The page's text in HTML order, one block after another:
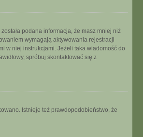
podana informacja, że masz mniej niż
wymagają aktywowania rejestracji
w niej instrukcjami. Jeżeli taka wiadomość do
spróbuj skontaktować się z
Istnieje też prawdopodobieństwo, że